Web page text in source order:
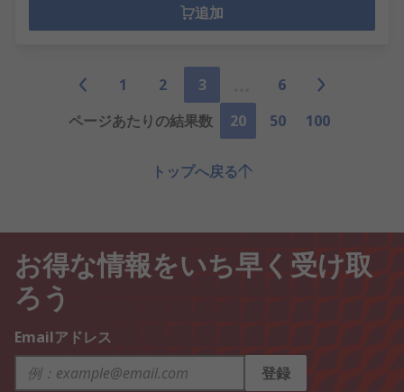
追加
1 2 3
6
ページあたりの結果数
20 50 100
トップへ戻る
お得な情報をいち早く受け取
ろう
Emailアドレス
登録